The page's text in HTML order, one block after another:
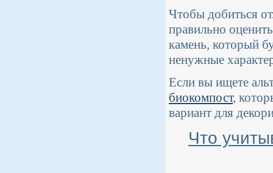
Чтобы добиться
правильно
камень, который
ненужные
Если вы ищете
биокомпост,
вариант для
Что